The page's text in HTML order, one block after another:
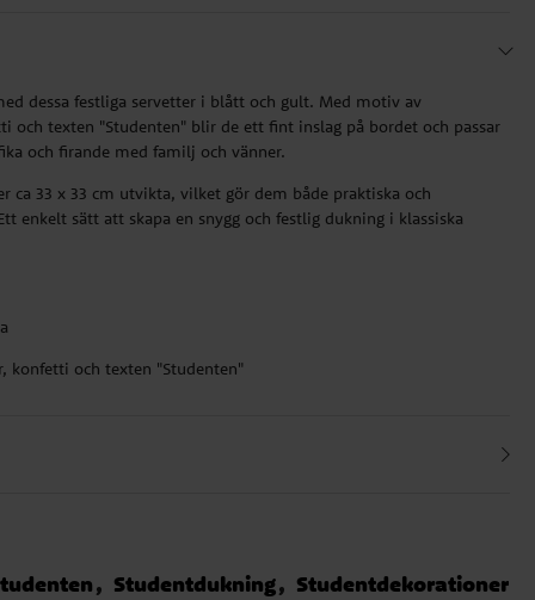
dessa festliga servetter i blått och gult. Med motiv av
och texten "Studenten" blir de ett fint inslag på bordet och passar
och firande med familj och vänner.
ca 33 x 33 cm utvikta, vilket gör dem både praktiska och
enkelt sätt att skapa en snygg och festlig dukning i klassiska
konfetti och texten "Studenten"
Studentdukning Studentdekorationer